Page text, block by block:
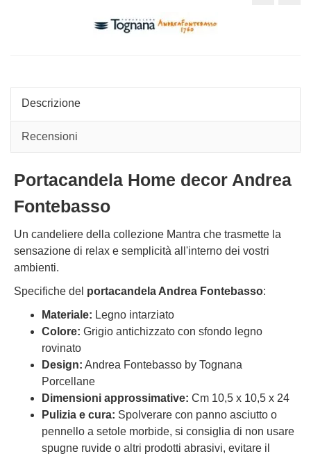
Descrizione
Recensioni
Portacandela Home decor Andrea
Fontebasso
Un candeliere della collezione Mantra che trasmette la
sensazione di relax e semplicità all'interno dei vostri
ambienti.
Specifiche del portacandela Andrea Fontebasso:
Materiale: Legno intarziato
Colore: Grigio antichizzato con sfondo legno
rovinato
Design: Andrea Fontebasso by Tognana
Porcellane
Dimensioni approssimative: Cm 10,5 x 10,5 x 24
Pulizia e cura: Spolverare con panno asciutto o
pennello a setole morbide, si consiglia di non usare
spugne ruvide o altri prodotti abrasivi, evitare il